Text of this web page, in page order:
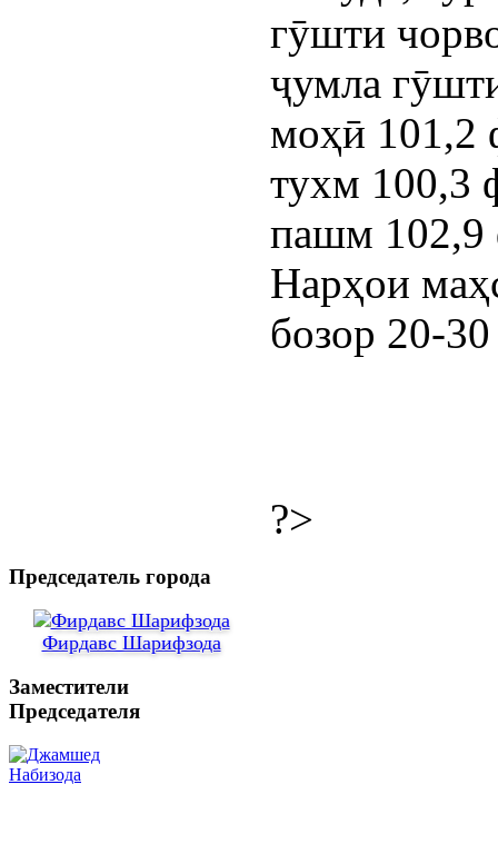
гӯшти
ҷумла
моҳӣ 101,2
тухм 100,3
пашм 102,9
Нарҳои
бозор 20-
?>
Председатель города
Фирдавс Шарифзода
Заместители
Председателя